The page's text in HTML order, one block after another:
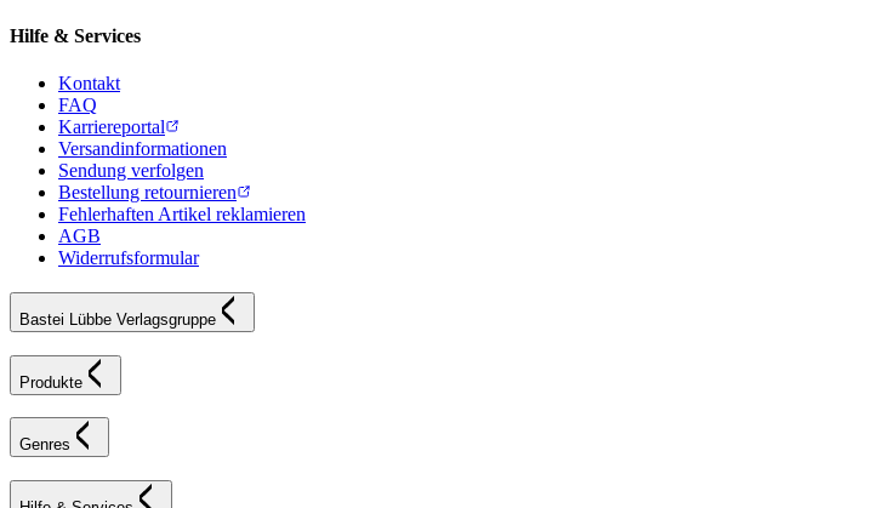
Hilfe & Services
Kontakt
FAQ
Karriereportal
Versandinformationen
Sendung verfolgen
Bestellung retournieren
Fehlerhaften Artikel reklamieren
AGB
Widerrufsformular
Bastei Lübbe Verlagsgruppe
Produkte
Genres